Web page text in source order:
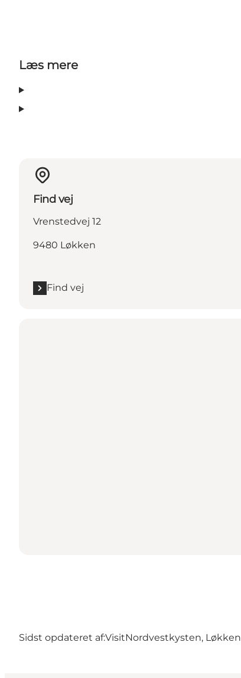
Læs mere
Find vej
Vrenstedvej 12
9480 Løkken
Find vej
Sidst opdateret af:VisitNordvestkysten, Løkken